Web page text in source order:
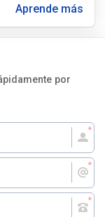
Aprende más
por